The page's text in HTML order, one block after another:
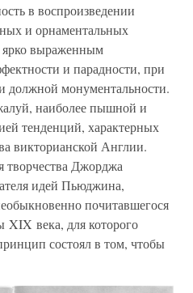
в воспроизведении
и орнаментальных
ярко выраженным
и парадности, при
должной монументальности.
наиболее пышной и
тенденций, характерных
викторианской Англии.
творчества Джорджа
идей Пьюджина,
почитавшегося
века, для которого
состоял в том, чтобы